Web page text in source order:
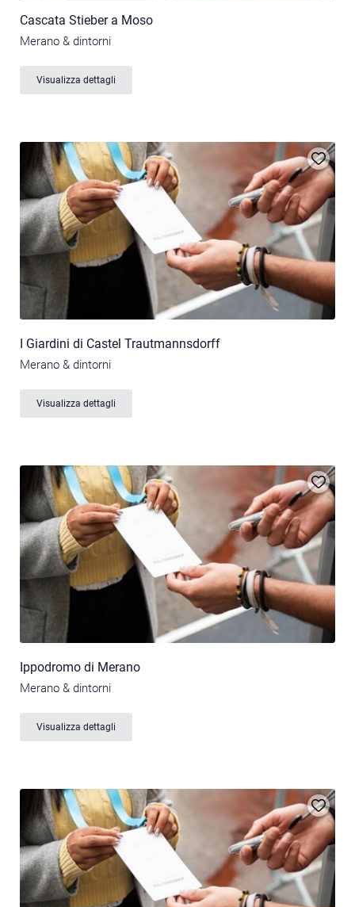
Cascata Stieber a Moso
Merano & dintorni
Visualizza dettagli
I Giardini di Castel Trautmannsdorff
Merano & dintorni
Visualizza dettagli
Ippodromo di Merano
Merano & dintorni
Visualizza dettagli